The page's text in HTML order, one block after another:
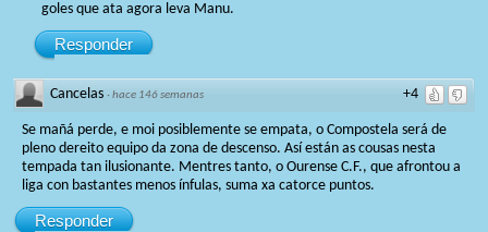
goles que ata agora leva Manu.
Responder
+4
Cancelas ·hace 146 semanas
Se mañá perde, e moi posiblemente se empata, o Compostela será de
pleno dereito equipo da zona de descenso. Así están as cousas nesta
tempada tan ilusionante. Mentres tanto, o Ourense C.F., que afrontou a
liga con bastantes menos ínfulas, suma xa catorce puntos.
Responder